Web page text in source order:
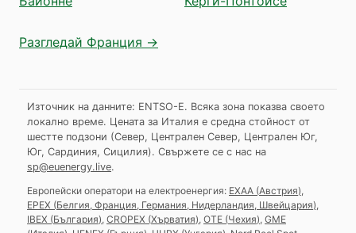
Разгледай Франция →
Източник на данните: ENTSO-E. Всяка зона показва своето
локално време. Цената за Италия е средна стойност от
шестте подзони (Север, Централен Север, Централен Юг,
Юг, Сардиния, Сицилия). Свържете се с нас на
sp@euenergy.live.
Европейски оператори на електроенергия: EXAA (Австрия)
EPEX (Белгия, Франция, Германия, Нидерландия, Швейцария)
IBEX (България) CROPEX (Хърватия) OTE (Чехия) GME